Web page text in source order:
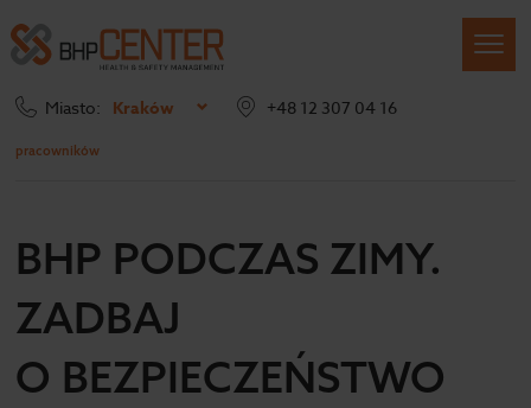
Miasto: Kraków +48 12 307 04 16
pracowników
BHP PODCZAS ZIMY.
ZADBAJ
O BEZPIECZEŃSTWO